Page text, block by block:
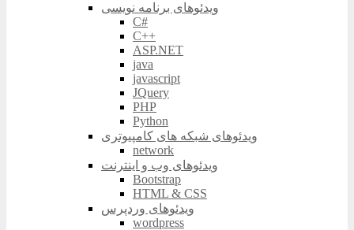
ویدئوهای برنامه نویسی
C#
C++
ASP.NET
java
javascript
JQuery
PHP
Python
ویدئوهای شبکه های کامپیوتری
network
ویدئوهای وب و اینترنت
Bootstrap
HTML & CSS
ویدئوهای وردپرس
wordpress